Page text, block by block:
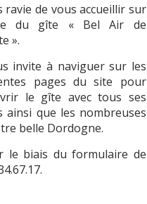
ravie de vous accueillir sur
du gîte « Bel Air de
».
invite à naviguer sur les
pages du site pour
le gîte avec tous ses
ainsi que les nombreuses
belle Dordogne.
le biais du formulaire de